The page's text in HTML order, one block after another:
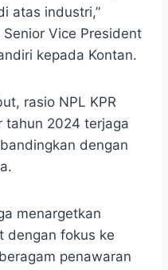
atas industri,”
Senior Vice President
kepada Kontan.
rasio NPL KPR
tahun 2024 terjaga
dengan
menargetkan
dengan fokus ke
penawaran